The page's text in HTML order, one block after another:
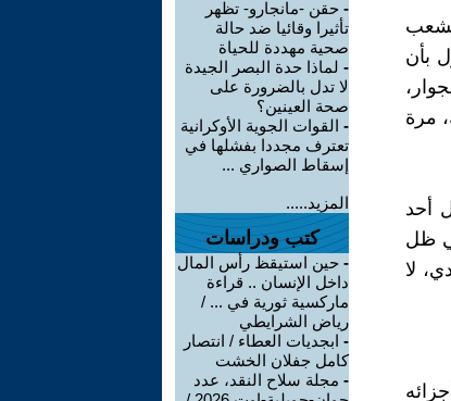
بأن
مرة
أحد
ظل
لا
- حقن -مانجارو- تظهر
تأثيرا وقائيا ضد حالة
صحية مهددة للحياة
- لماذا حدة البصر الجيدة
لا تدل بالضرورة على
صحة العينين؟
- القوات الجوية الأوكرانية
تعترف مجددا بفشلها في
إسقاط الصواري ...
المزيد.....
كتب ودراسات
- حين استيقظ رأس المال
داخل الإنسان .. قراءة
ماركسية ثورية في ... /
رياض الشرايطي
- ابجديات العطاء / انتصار
كامل جفلان الخشت
- مجلة سلاح النقد، عدد